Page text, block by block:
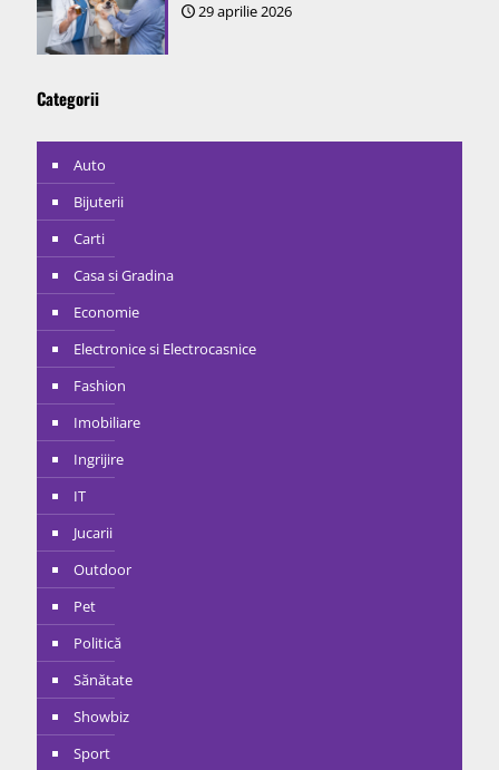
29 aprilie 2026
Categorii
Auto
Bijuterii
Carti
Casa si Gradina
Economie
Electronice si Electrocasnice
Fashion
Imobiliare
Ingrijire
IT
Jucarii
Outdoor
Pet
Politică
Sănătate
Showbiz
Sport